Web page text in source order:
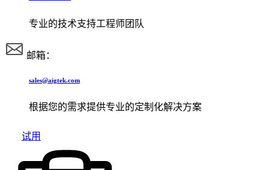
专业的技术支持工程师团队
邮箱：
sales@aigtek.com
根据您的需求提供专业的定制化解决方案
试用